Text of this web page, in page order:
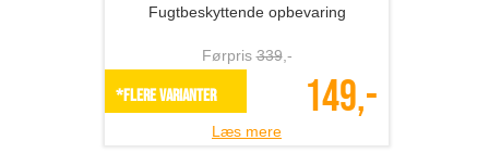
Fugtbeskyttende opbevaring
Førpris339,-
*Flere varianter 149,-
Læs mere